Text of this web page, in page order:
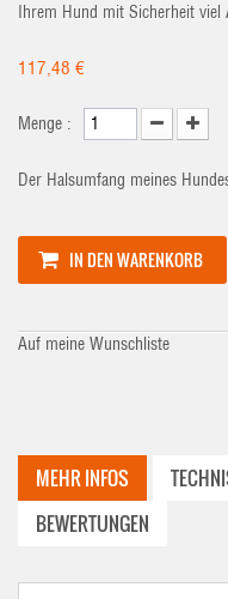
Ihrem Hund mit Sicherheit viel
117,48 €
Menge :
Der Halsumfang meines
IN DEN WARENKORB
Auf meine Wunschliste
MEHR INFOS
BEWERTUNGEN